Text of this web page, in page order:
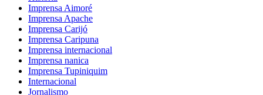
Imprensa Aimoré
Imprensa Apache
Imprensa Carijó
Imprensa Caripuna
Imprensa internacional
Imprensa nanica
Imprensa Tupiniquim
Internacional
Jornalismo